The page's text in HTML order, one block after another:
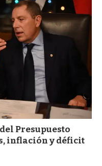
Presupuesto
inflación y déficit